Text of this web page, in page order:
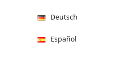
Deutsch
Español